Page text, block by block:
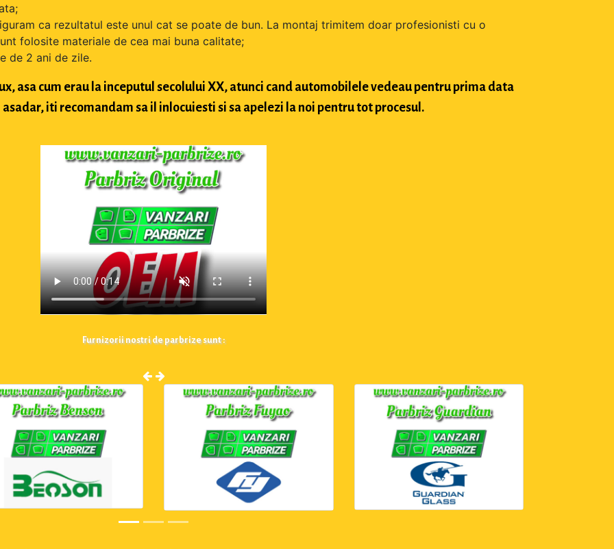
ca rezultatul este unul cat se poate de bun. La montaj trimitem doar profesionisti cu o
folosite materiale de cea mai buna calitate;
de 2 ani de zile.
asa cum erau la inceputul secolului XX, atunci cand automobilele vedeau pentru prima data
iti recomandam sa il inlocuiesti si sa apelezi la noi pentru tot procesul.
Furnizorii nostri de parbrize sunt :